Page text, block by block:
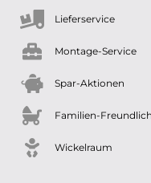
Lieferservice
Montage-Service
Spar-Aktionen
Familien-Freundlich
Wickelraum